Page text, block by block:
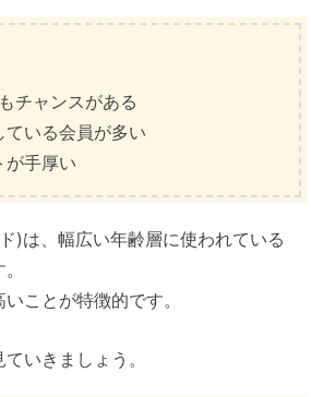
チャンスがある
いる会員が多い
が手厚い
)は、幅広い年齢層に使われている
ことが特徴的です。
いきましょう。